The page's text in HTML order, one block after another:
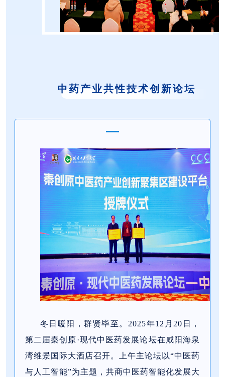
中药产业共性技术创新论坛
冬日暖阳，群贤毕至。2025年12月20日，
第二届秦创原·现代中医药发展论坛在咸阳海泉
湾维景国际大酒店召开。上午主论坛以“中医药
与人工智能”为主题，共商中医药智能化发展大